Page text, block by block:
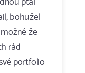
bohužel
že
rád
portfolio